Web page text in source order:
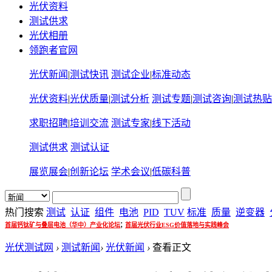
光伏资料
测试供求
光伏相册
领跑者官网
光伏新闻 |测试快讯 测试企业|标准动态
光伏资料|光伏质量|测试分析 测试专题|测试咨询|测试热贴
求职招聘|培训交流 测试专家|线下活动
测试供求 测试认证
展览展会|创新论坛 学术会议|低碳科普
热门搜索 测试 认证 组件 电池 PID TUV 标准 质量 逆变器
首届钙钛矿与叠层电池（华中）产业化论坛; 首届光伏行业ESG价值落地与实践峰会
光伏测试网 › 测试新闻 › 光伏新闻 › 查看正文